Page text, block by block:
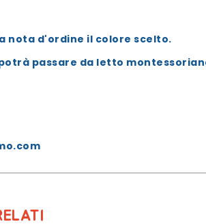
nota d'ordine il colore scelto.
passare da letto